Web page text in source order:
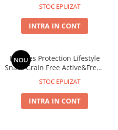
Juniori cu Somon
STOC EPUIZAT
INTRA IN CONT
NOU
Natures Protection Lifestyle
Snack Grain Free Active&Fresh
Alb
STOC EPUIZAT
INTRA IN CONT